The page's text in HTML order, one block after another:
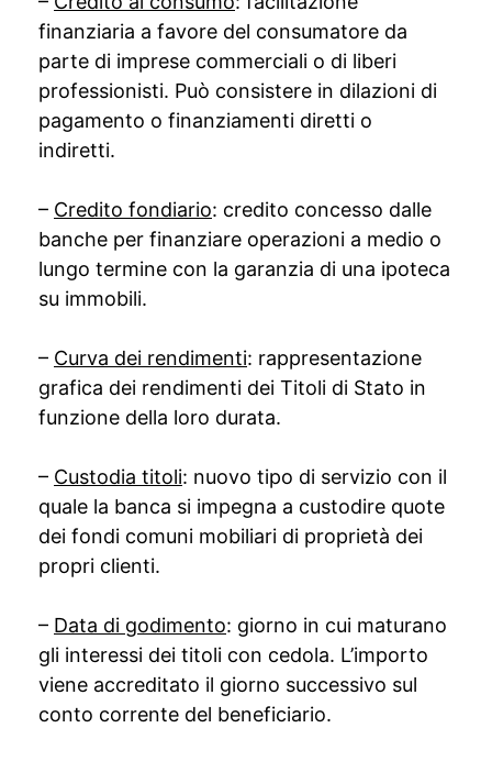
finanziaria a favore del consumatore da
parte di imprese commerciali o di liberi
professionisti. Può consistere in dilazioni di
pagamento o finanziamenti diretti o
indiretti.
– Credito fondiario: credito concesso dalle
banche per finanziare operazioni a medio o
lungo termine con la garanzia di una ipoteca
su immobili.
– Curva dei rendimenti: rappresentazione
grafica dei rendimenti dei Titoli di Stato in
funzione della loro durata.
– Custodia titoli: nuovo tipo di servizio con il
quale la banca si impegna a custodire quote
dei fondi comuni mobiliari di proprietà dei
propri clienti.
– Data di godimento: giorno in cui maturano
gli interessi dei titoli con cedola. L’importo
viene accreditato il giorno successivo sul
conto corrente del beneficiario.